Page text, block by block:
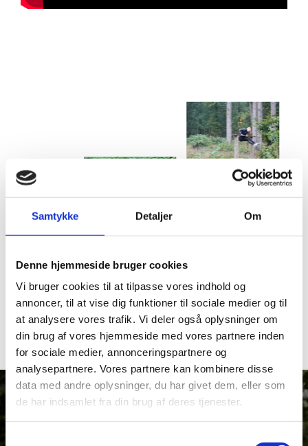
Samtykke Detaljer Om
Denne hjemmeside bruger cookies
Vi bruger cookies til at tilpasse vores indhold og
annoncer, til at vise dig funktioner til sociale medier og til
at analysere vores trafik. Vi deler også oplysninger om
din brug af vores hjemmeside med vores partnere inden
for sociale medier, annonceringspartnere og
analysepartnere. Vores partnere kan kombinere disse
data med andre oplysninger, du har givet dem, eller som
de har indsamlet fra din brug af deres tjenester.
RELATEREDE FAG